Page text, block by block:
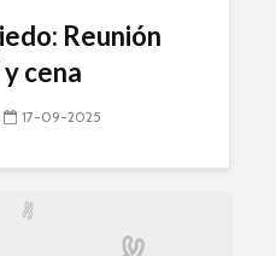
Reunión
cena
17-09-2025